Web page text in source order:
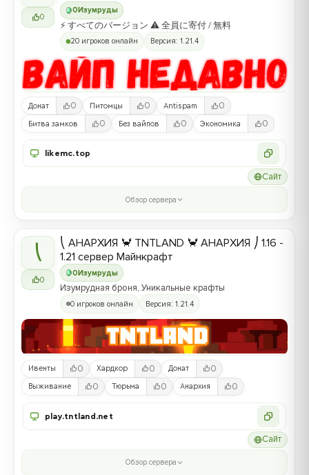
0
0 Изумруды
⚡ すべてのバージョン ⚠ 全員に寄付 / 無料
20 игроков онлайн Версия: 1.21.4
Донат 0 Питомцы 0 Antispam 0
Битва замков 0 Без вайпов 0 Экономика 0
likemc.top
Сайт
Обзор сервера
⎝
0
0Изумруды
⎝ АНАРХИЯ 🦀 TNTLAND 🦀 АНАРХИЯ ⎠ 1.16 -
1.21 сервер Майнкрафт
Изумрудная броня, Уникальные крафты
0 игроков онлайн Версия: 1.21.4
Ивенты 0 Хардкор 0 Донат 0
Выживание 0 Тюрьма 0 Анархия 0
play.tntland.net
Сайт
Обзор сервера